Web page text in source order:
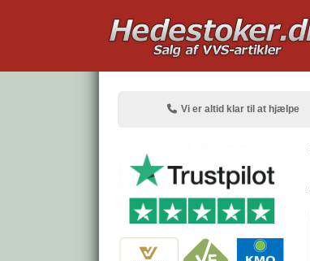
Vi er altid klar til at hjælpe